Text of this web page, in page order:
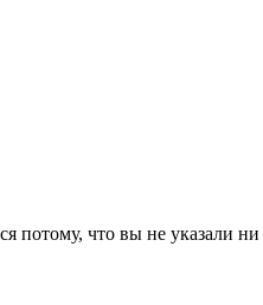
потому, что вы не указали